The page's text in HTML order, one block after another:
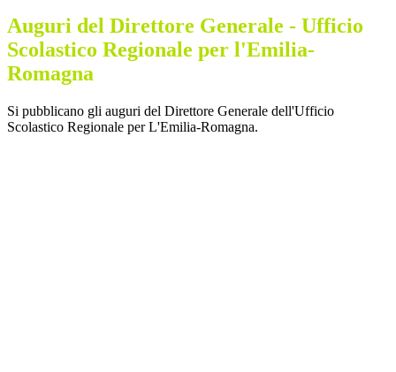
Auguri del Direttore Generale - Ufficio
Scolastico Regionale per l'Emilia-
Romagna
Si pubblicano gli auguri del Direttore Generale dell'Ufficio
Scolastico Regionale per L'Emilia-Romagna.